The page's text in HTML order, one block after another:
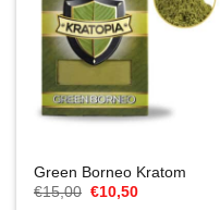
Green Borneo Kratom
€15,00 Ursprünglicher
€10,50Aktueller